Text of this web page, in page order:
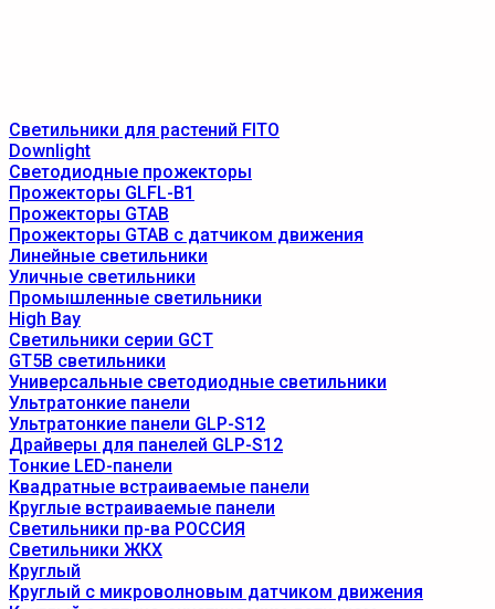
Светильники для растений FITO
Downlight
Светодиодные прожекторы
Прожекторы GLFL-B1
Прожекторы GTAB
Прожекторы GTAB с датчиком движения
Линейные светильники
Уличные светильники
Промышленные светильники
High Bay
Светильники серии GCT
GT5B светильники
Универсальные светодиодные светильники
Ультратонкие панели
Ультратонкие панели GLP-S12
Драйверы для панелей GLP-S12
Тонкие LED-панели
Квадратные встраиваемые панели
Круглые встраиваемые панели
Светильники пр-ва РОССИЯ
Светильники ЖКХ
Круглый
Круглый с микроволновым датчиком движения